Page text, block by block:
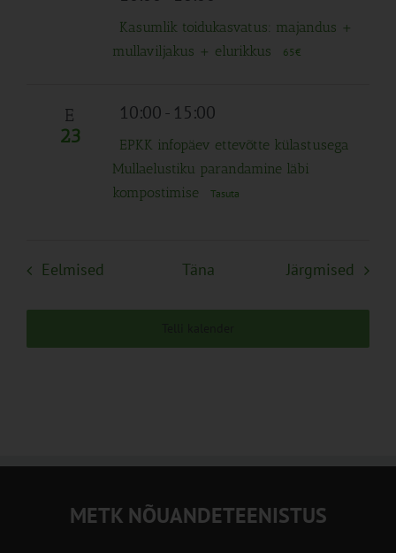
Kasumlik toidukasvatus: majandus +
mullaviljakus + elurikkus
65€
E
23
10:00- 15:00
EPKK infopäev ettevõtte külastusega
Mullaelustiku parandamine läbi
kompostimise
Tasuta
Eelmised SündmusedTäna Järgmised
METK NÕUANDETEENISTUS